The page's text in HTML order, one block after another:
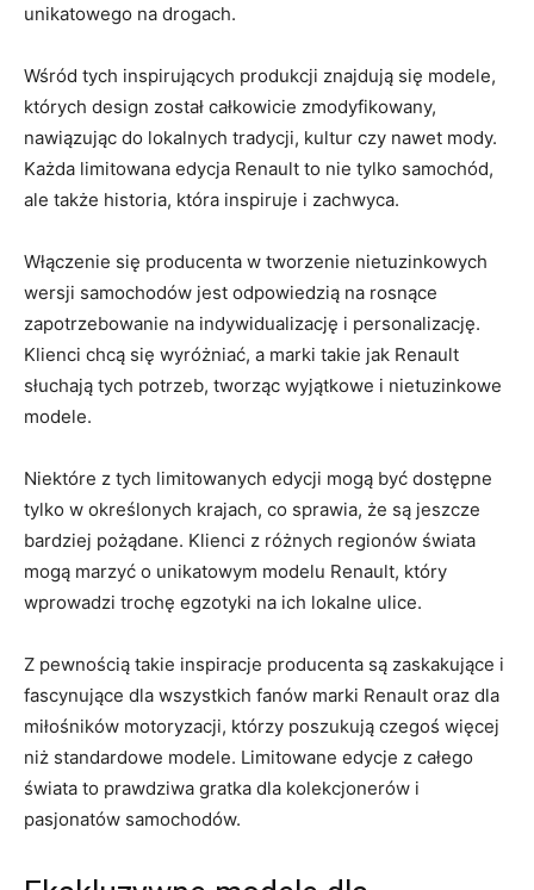
unikatowego​ na drogach.
Wśród ​tych inspirujących produkcji znajdują się modele,⁤
których design ​został całkowicie​ zmodyfikowany,
nawiązując do lokalnych tradycji,​ kultur czy nawet⁤ mody.
Każda limitowana edycja Renault ‍to nie tylko samochód,
ale także historia, która inspiruje i zachwyca.
Włączenie ​się producenta w tworzenie nietuzinkowych
wersji samochodów jest odpowiedzią na rosnące
zapotrzebowanie na⁤ indywidualizację i personalizację.
Klienci chcą się⁤ wyróżniać, a marki takie jak Renault
słuchają ‌tych potrzeb,​ tworząc⁣ wyjątkowe ⁣i nietuzinkowe
modele.
Niektóre z tych limitowanych edycji mogą być​ dostępne
tylko w ‍określonych krajach, co sprawia, że​ są jeszcze
bardziej pożądane. Klienci ⁢z różnych⁣ regionów​ świata
mogą marzyć o unikatowym modelu Renault, który
wprowadzi‍ trochę egzotyki na ​ich lokalne ulice.
Z⁤ pewnością takie inspiracje⁤ producenta są ⁣zaskakujące i
fascynujące dla wszystkich‌ fanów ‌marki Renault oraz dla
miłośników motoryzacji, którzy poszukują czegoś więcej
niż standardowe modele. Limitowane ​edycje z całego
świata‍ to‌ prawdziwa gratka dla kolekcjonerów i
pasjonatów samochodów.